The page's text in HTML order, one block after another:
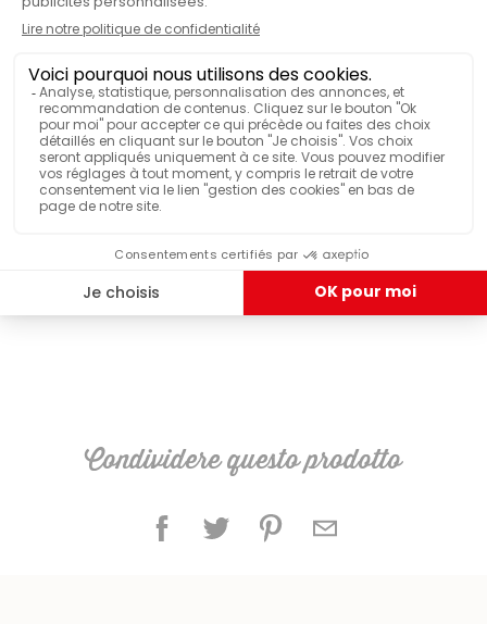
VENDUTO COME SET
HANNO TESTATO & APPREZZATO
6 bicchieri da caffè espresso Malongo
Condividere questo prodotto